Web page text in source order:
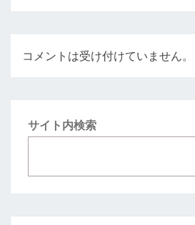
ン
コメントは受け付けていません。
サイト内検索